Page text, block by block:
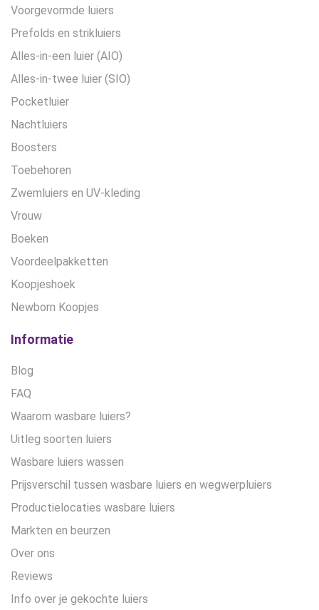
Voorgevormde luiers
Prefolds en strikluiers
Alles-in-een luier (AIO)
Alles-in-twee luier (SIO)
Pocketluier
Nachtluiers
Boosters
Toebehoren
Zwemluiers en UV-kleding
Vrouw
Boeken
Voordeelpakketten
Koopjeshoek
Newborn Koopjes
Informatie
Blog
FAQ
Waarom wasbare luiers?
Uitleg soorten luiers
Wasbare luiers wassen
Prijsverschil tussen wasbare luiers en wegwerpluiers
Productielocaties wasbare luiers
Markten en beurzen
Over ons
Reviews
Info over je gekochte luiers